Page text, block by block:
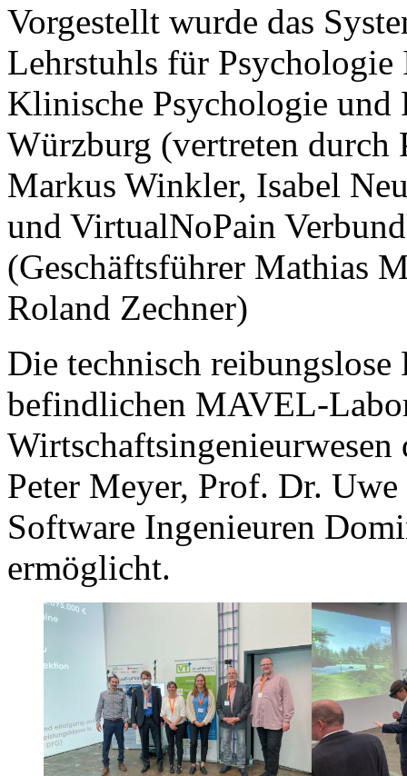
Vorgestellt wurde das
Lehrstuhls für
Klinische Psychologie und
Würzburg (vertreten durch
Markus Winkler, Isabel
und VirtualNoPain
(Geschäftsführer Mathias
Roland Zechner)
Die technisch
befindlichen MAVEL-
Peter Meyer, Prof. Dr.
Software Ingenieuren
ermöglicht.